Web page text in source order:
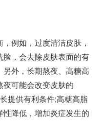
例如，过度清洁皮肤，
脸，会去除皮肤表面的有
外，长期熬夜、高糖高
夜可能会改变皮肤的
提供有利条件;高糖高脂
降低，增加炎症发生的